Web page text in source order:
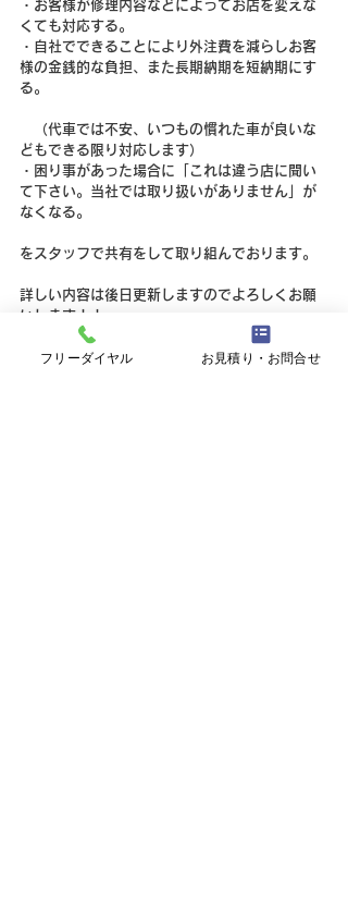
・お客様が修理内容などによってお店を変えな
くても対応する。
・自社でできることにより外注費を減らしお客
様の金銭的な負担、また長期納期を短納期にす
る。
（代車では不安、いつもの慣れた車が良いな
どもできる限り対応します）
・困り事があった場合に「これは違う店に聞い
て下さい。当社では取り扱いがありません」が
なくなる。
をスタッフで共有をして取り組んでおります。
詳しい内容は後日更新しますのでよろしくお願
いします！！
フリーダイヤル お見積り・お問合せ